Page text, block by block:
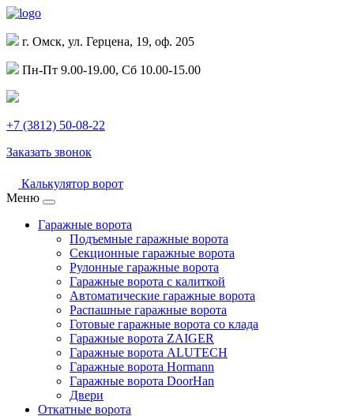
г. Омск, ул. Герцена, 19, оф. 205
Пн-Пт 9.00-19.00, Сб 10.00-15.00
+7 (3812) 50-08-22
Заказать звонок
Калькулятор ворот
Меню
Гаражные ворота
Подъемные гаражные ворота
Секционные гаражные ворота
Рулонные гаражные ворота
Гаражные ворота с калиткой
Автоматические гаражные ворота
Распашные гаражные ворота
Готовые гаражные ворота со клада
Гаражные ворота ZAIGER
Гаражные ворота ALUTECH
Гаражные ворота Hormann
Гаражные ворота DoorHan
Двери
Откатные ворота